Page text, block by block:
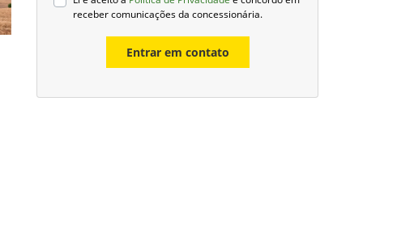
receber comunicações da concessionária.
Entrar em contato